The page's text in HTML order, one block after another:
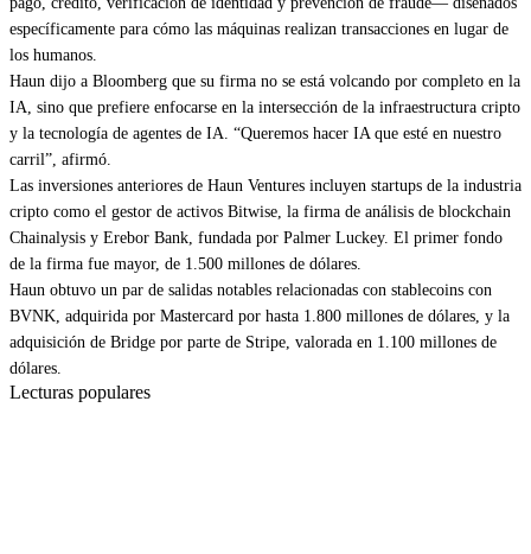
específicamente para cómo las máquinas realizan transacciones en lugar de
los humanos.
Haun dijo a Bloomberg que su firma no se está volcando por completo en la
IA, sino que prefiere enfocarse en la intersección de la infraestructura cripto
y la tecnología de agentes de IA. “Queremos hacer IA que esté en nuestro
carril”, afirmó.
Las inversiones anteriores de Haun Ventures incluyen startups de la industria
cripto como el gestor de activos Bitwise, la firma de análisis de blockchain
Chainalysis y Erebor Bank, fundada por Palmer Luckey. El primer fondo
de la firma fue mayor, de 1.500 millones de dólares.
Haun obtuvo un par de salidas notables relacionadas con stablecoins con
BVNK, adquirida por Mastercard por hasta 1.800 millones de dólares, y la
adquisición de Bridge por parte de Stripe, valorada en 1.100 millones de
dólares.
Lecturas populares